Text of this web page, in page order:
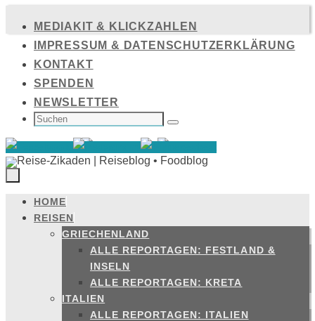
Inhalt
springen
MEDIAKIT & KLICKZAHLEN
IMPRESSUM & DATENSCHUTZERKLÄRUNG
KONTAKT
SPENDEN
NEWSLETTER
SUCHEN
NACH: Suchen
Zum
Inhalt
springen
HOME
REISEN
GRIECHENLAND
ALLE REPORTAGEN: FESTLAND &
INSELN
ALLE REPORTAGEN: KRETA
ITALIEN
ALLE REPORTAGEN: ITALIEN